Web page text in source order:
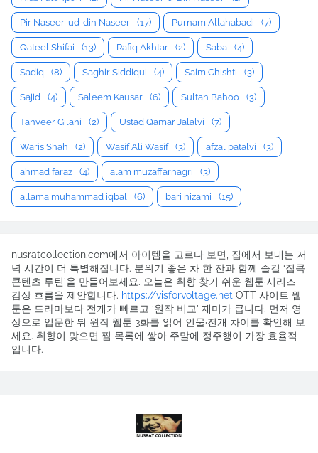
Pir Naseer-ud-din Naseer (17) Purnam Allahabadi (7)
Qateel Shifai (13) Rafiq Akhtar (2) Saba (4)
Sadiq (8) Saghir Siddiqui (4) Saim Chishti (3)
Sajid (4) Saleem Kausar (6) Sultan Bahoo (3)
Tanveer Gilani (2) Ustad Qamar Jalalvi (7)
Waris Shah (2) Wasif Ali Wasif (3) afzal patalvi (3)
ahmad faraz (4) alam muzaffarnagri (3)
allama muhammad iqbal (6) bari nizami (15)
nusratcollection.com에서 아이템을 고르다 보면, 집에서 보내는 저
녁 시간이 더 특별해집니다. 분위기 좋은 차 한 잔과 함께 즐길 ‘집콕
콘텐츠 루틴’을 만들어보세요. 오늘은 취향 찾기 쉬운 웹툰·시리즈
감상 흐름을 제안합니다. https://visforvoltage.net OTT 사이트 웹
툰은 드라마보다 전개가 빠르고 ‘원작 비교’ 재미가 큽니다. 먼저 영
상으로 입문한 뒤 원작 웹툰 3화를 읽어 인물·전개 차이를 확인해 보
세요. 취향이 맞으면 찜 목록에 쌓아 주말에 정주행이 가장 효율적
입니다.